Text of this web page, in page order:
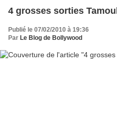
4 grosses sorties
Publié le 07/02/2010 à 19:36
Par Le Blog de Bollywood